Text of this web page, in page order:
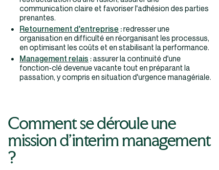
communication claire et favoriser l'adhésion des parties
prenantes.
Retournement d'entreprise :redresser une
organisation en difficulté en réorganisant les processus,
en optimisant les coûts et en stabilisant la performance.
Management relais :assurer la continuité d'une
fonction-clé devenue vacante tout en préparant la
passation, y compris en situation d'urgence managériale.
Comment se déroule une
mission d'interim management
?